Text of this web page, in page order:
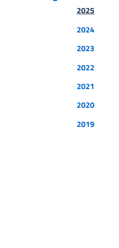
Documenti
2025
2024
2023
2022
2021
2020
2019